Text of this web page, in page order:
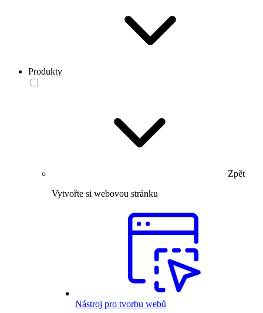
Produkty
Zpět
Vytvořte si webovou stránku
Nástroj pro tvorbu webů